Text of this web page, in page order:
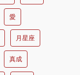
愛
月星座
真成